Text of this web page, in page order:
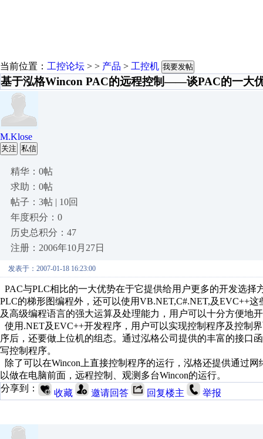
当前位置： 工控论坛 > > 产品 > 工控机 我要发帖
基于泓格Wincon PAC的远程控制——谈PAC的一大
M.Klose
关注 私信
精华：0帖
求助：0帖
帖子：3帖 | 10回
年度积分：0
历史总积分：47
注册：2006年10月27日
发表于：2007-01-18 16:23:00
PAC与PLC相比的一大优势在于它提供给用户更多的开发选
PLC的梯形图编程外，还可以使用VB.NET,C#.NET,及EVC++
及高级编程语言的强大运算及处理能力，用户可以十分方便地
使用.NET及EVC++开发程序，用户可以实现控制程序及控制
序后，还要做上位机的组态。通过泓格公司提供的丰富的接口
写控制程序。
除了可以在Wincon上直接控制程序的运行，泓格还提供通过
以做在电脑前面，远程控制、观测多台Wincon的运行。
分享到：
收藏 邀请回答 回复楼主 举报